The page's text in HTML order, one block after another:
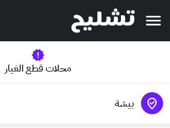
محلات قطع الغيار
بيشة